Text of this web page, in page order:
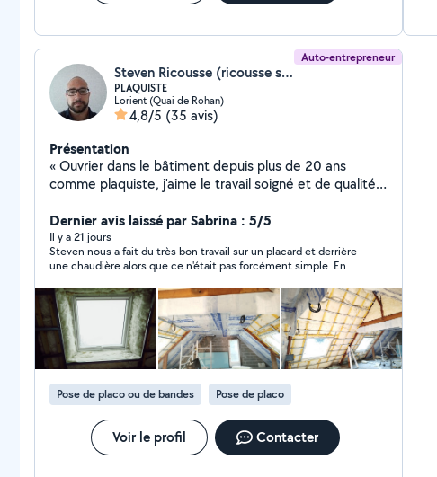
Auto-entrepreneur
Steven Ricousse (ricousse steven)
PLAQUISTE
Lorient (Quai de Rohan)
4,8/5 (35 avis)
Présentation
« Ouvrier dans le bâtiment depuis plus de 20 ans
comme plaquiste, j'aime le travail soigné et de qualité.
projets. Je serais content de pouvoir satisfaire vos
attentes ! »
Dernier avis laissé par Sabrina : 5/5
Il y a 21 jours
Steven nous a fait du très bon travail sur un placard et derrière
une chaudière alors que ce n'était pas forcément simple. En
soigné. Allez-y les yeux fermés.
Pose de placo ou de bandes Pose de placo
Voir le profil Contacter